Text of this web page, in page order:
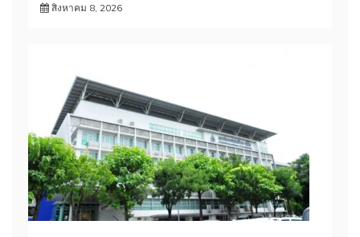
สิงหาคม 8, 2026